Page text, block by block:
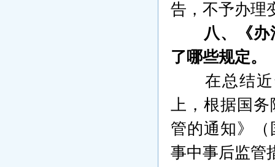
告，不予办理
八、《
了哪些规定。
在总结
上，根据国
管的通知》（
事中事后监管